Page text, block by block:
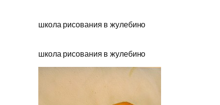
школа рисования в жулебино
школа рисования в жулебино